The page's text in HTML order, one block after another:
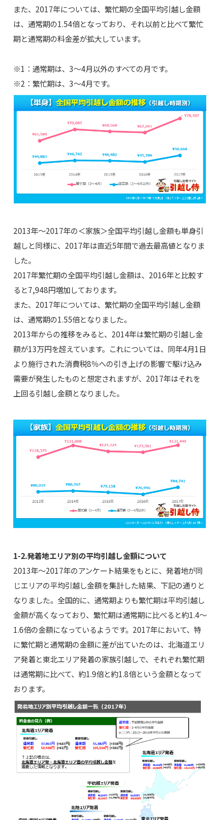
また、2017年については、繁忙期の全国平均引越し金額
は、通常期の1.54倍となっており、それ以前と比べて繁忙
期と通常期の料金差が拡大しています。
※1：通常期は、3～4月以外のすべての月です。
※2：繁忙期は、3～4月です。
2013年～2017年の＜家族＞全国平均引越し金額も単身引
越しと同様に、2017年は直近5年間で過去最高値となりま
した。
2017年繁忙期の全国平均引越し金額は、2016年と比較す
ると7,948円増加しております。
また、2017年については、繁忙期の全国平均引越し金額
は、通常期の1.55倍となりました。
2013年からの推移をみると、2014年は繁忙期の引越し金
額が13万円を超えています。これについては、同年4月1日
より施行された消費税8％への引き上げの影響で駆け込み
需要が発生したものと想定されますが、2017年はそれを
上回る引越し金額となりました。
1-2.発着地エリア別の平均引越し金額について
2013年～2017年のアンケート結果をもとに、発着地が同
じエリアの平均引越し金額を集計した結果、下記の通りと
なりました。全国的に、通常期よりも繁忙期は平均引越し
金額が高くなっており、繁忙期は通常期に比べると約1.4～
1.6倍の金額になっているようです。2017年において、特
に繁忙期と通常期の金額に差が出ていたのは、北海道エリ
ア発着と東北エリア発着の家族引越しで、それぞれ繁忙期
は通常期に比べて、約1.9倍と約1.8倍という金額となって
おります。